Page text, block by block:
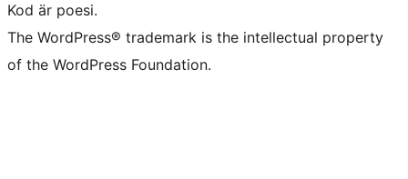
Kod är poesi.
The WordPress® trademark is the intellectual property
of the WordPress Foundation.